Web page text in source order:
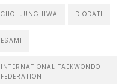
CHOI JUNG HWA DIODATI
ESAMI
INTERNATIONAL TAEKWONDO
FEDERATION